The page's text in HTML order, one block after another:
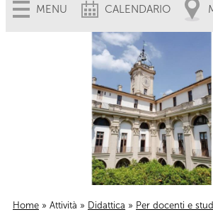
MENU CALENDARIO
Home » Attività » Didattica » Per docenti e